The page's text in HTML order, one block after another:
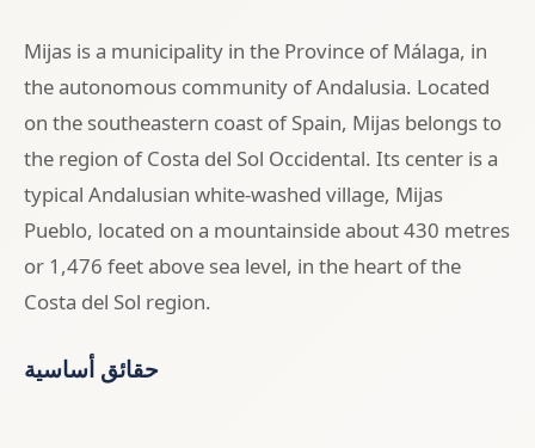
Mijas is a municipality in the Province of Málaga, in
the autonomous community of Andalusia. Located
on the southeastern coast of Spain, Mijas belongs to
the region of Costa del Sol Occidental. Its center is a
typical Andalusian white-washed village, Mijas
Pueblo, located on a mountainside about 430 metres
or 1,476 feet above sea level, in the heart of the
Costa del Sol region.
حقائق أساسية